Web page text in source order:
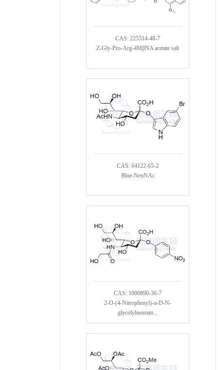
CAS: 225514-48-7
Z-Gly-Pro-Arg-4MβNA acetate salt
CAS: 64122-65-2
Blue-NeuNAc
CAS: 1000890-36-7
2-O-(4-Nitrophenyl)-α-D-N-
glycolylneuram...